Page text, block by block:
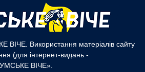
із Німеччини
із Червоним Хрестом про нові
згоріли. Як допомогти «Ранку»
Використання матеріалів сайту
(для інтернет-видань -
ВІЧЕ».